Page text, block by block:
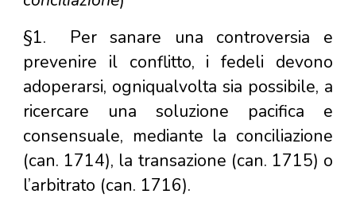
§1.
Per sanare una controversia e
prevenire il conflitto, i fedeli devono
adoperarsi, ogniqualvolta sia possibile, a
ricercare una soluzione pacifica e
consensuale, mediante la conciliazione
(can. 1714), la transazione (can. 1715) o
l’arbitrato (can. 1716).